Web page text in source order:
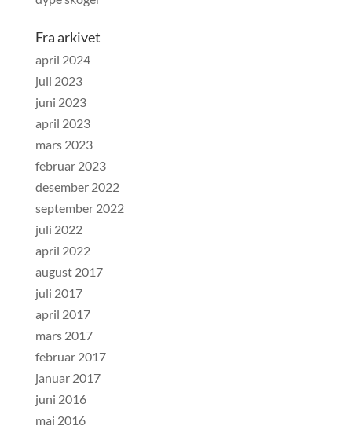
Fra arkivet
april 2024
juli 2023
juni 2023
april 2023
mars 2023
februar 2023
desember 2022
september 2022
juli 2022
april 2022
august 2017
juli 2017
april 2017
mars 2017
februar 2017
januar 2017
juni 2016
mai 2016